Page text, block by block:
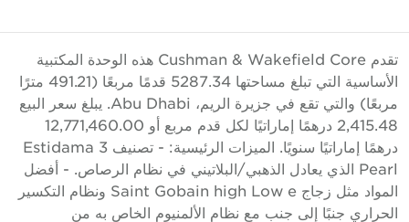
تقدم Cushman & Wakefield Core هذه الوحدة المكتبية
الأساسية التي تبلغ مساحتها 5287.34 قدمًا مربعًا (491.21 مترًا
مربعًا) والتي تقع في جزيرة الريم، Abu Dhabi. يبلغ سعر البيع
2,415.48 درهمًا إماراتيًا لكل قدم مربع أو 12,771,460.00
درهمًا إماراتيًا سنويًا. الميزات الرئيسية: - تصنيف Estidama 3
Pearl الذي يعادل الذهبي/البلاتيني في نظام الرصاص. - أفضل
المواد مثل زجاج Saint Gobain high Low e ونظام التكسير
الحراري جنبًا إلى جنب مع نظام الألمنيوم الخاص به من